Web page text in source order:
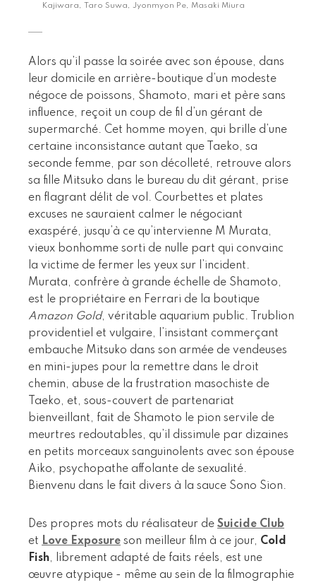
Kajiwara, Taro Suwa, Jyonmyon Pe, Masaki Miura
Alors qu’il passe la soirée avec son épouse, dans
leur domicile en arrière-boutique d’un modeste
négoce de poissons, Shamoto, mari et père sans
influence, reçoit un coup de fil d’un gérant de
supermarché. Cet homme moyen, qui brille d’une
certaine inconsistance autant que Taeko, sa
seconde femme, par son décolleté, retrouve alors
sa fille Mitsuko dans le bureau du dit gérant, prise
en flagrant délit de vol. Courbettes et plates
excuses ne sauraient calmer le négociant
exaspéré, jusqu’à ce qu’intervienne M Murata,
vieux bonhomme sorti de nulle part qui convainc
la victime de fermer les yeux sur l’incident.
Murata, confrère à grande échelle de Shamoto,
est le propriétaire en Ferrari de la boutique
Amazon Gold, véritable aquarium public. Trublion
providentiel et vulgaire, l’insistant commerçant
embauche Mitsuko dans son armée de vendeuses
en mini-jupes pour la remettre dans le droit
chemin, abuse de la frustration masochiste de
Taeko, et, sous-couvert de partenariat
bienveillant, fait de Shamoto le pion servile de
meurtres redoutables, qu’il dissimule par dizaines
en petits morceaux sanguinolents avec son épouse
Aiko, psychopathe affolante de sexualité.
Bienvenu dans le fait divers à la sauce Sono Sion.
Des propres mots du réalisateur de Suicide Club
et Love Exposure son meilleur film à ce jour, Cold
Fish, librement adapté de faits réels, est une
œuvre atypique - même au sein de la filmographie